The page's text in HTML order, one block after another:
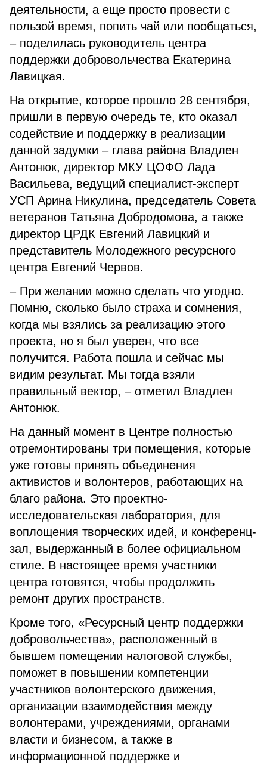
деятельности, а еще просто провести с
пользой время, попить чай или пообщаться,
– поделилась руководитель центра
поддержки добровольчества Екатерина
Лавицкая.
На открытие, которое прошло 28 сентября,
пришли в первую очередь те, кто оказал
содействие и поддержку в реализации
данной задумки – глава района Владлен
Антонюк, директор МКУ ЦОФО Лада
Васильева, ведущий специалист-эксперт
УСП Арина Никулина, председатель Совета
ветеранов Татьяна Добродомова, а также
директор ЦРДК Евгений Лавицкий и
представитель Молодежного ресурсного
центра Евгений Червов.
– При желании можно сделать что угодно.
Помню, сколько было страха и сомнения,
когда мы взялись за реализацию этого
проекта, но я был уверен, что все
получится. Работа пошла и сейчас мы
видим результат. Мы тогда взяли
правильный вектор, – отметил Владлен
Антонюк.
На данный момент в Центре полностью
отремонтированы три помещения, которые
уже готовы принять объединения
активистов и волонтеров, работающих на
благо района. Это проектно-
исследовательская лаборатория, для
воплощения творческих идей, и конференц-
зал, выдержанный в более официальном
стиле. В настоящее время участники
центра готовятся, чтобы продолжить
ремонт других пространств.
Кроме того, «Ресурсный центр поддержки
добровольчества», расположенный в
бывшем помещении налоговой службы,
поможет в повышении компетенции
участников волонтерского движения,
организации взаимодействия между
волонтерами, учреждениями, органами
власти и бизнесом, а также в
информационной поддержке и